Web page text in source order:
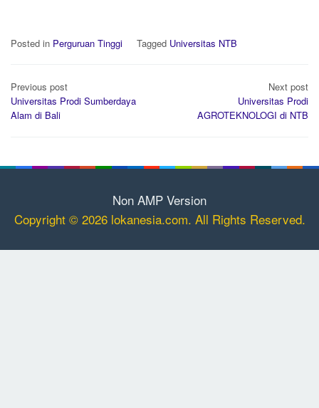
Posted in Perguruan Tinggi Tagged Universitas NTB
Post
navigation
Previous post
Universitas Prodi Sumberdaya
Alam di Bali
Next post
Universitas Prodi
AGROTEKNOLOGI di NTB
Non AMP Version
Copyright © 2026 lokanesia.com. All Rights Reserved.